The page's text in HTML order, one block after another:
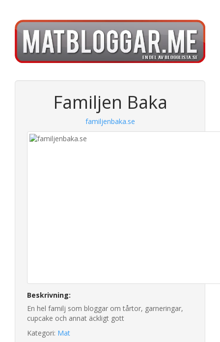
Familjen Baka
familjenbaka.se
Beskrivning:
En hel familj som bloggar om tårtor, garneringar,
cupcake och annat äckligt gott
Kategori: Mat